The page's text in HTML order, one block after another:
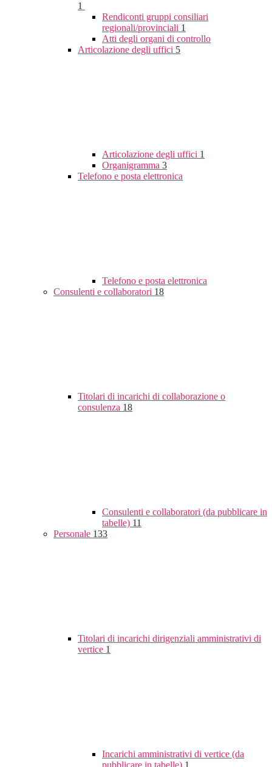
1
Rendiconti gruppi consiliari
regionali/provinciali 1
Atti degli organi di controllo
Articolazione degli uffici 5
Articolazione degli uffici 1
Organigramma 3
Telefono e posta elettronica
Telefono e posta elettronica
Consulenti e collaboratori 18
Titolari di incarichi di collaborazione o
consulenza 18
Consulenti e collaboratori (da pubblicare in
tabelle) 11
Personale 133
Titolari di incarichi dirigenziali amministrativi di
vertice 1
Incarichi amministrativi di vertice (da